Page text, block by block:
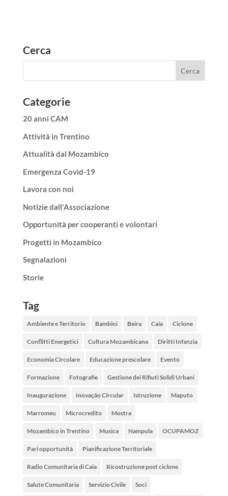
Cerca
Categorie
20 anni CAM
Attività in Trentino
Attualità dal Mozambico
Emergenza Covid-19
Lavora con noi
Notizie dall'Associazione
Opportunità per cooperanti e volontari
Progetti in Mozambico
Segnalazioni
Storie
Tag
Ambiente e Territorio Bambini Beira Caia Ciclone
Conflitti Energetici Cultura Mozambicana Diritti Infanzia
Economia Circolare Educazione prescolare Evento
Formazione Fotografie Gestione dei Rifiuti Solidi Urbani
Inaugurazione Inovação Circular Istruzione Maputo
Marromeu Microcredito Mostra
Mozambico in Trentino Musica Nampula OCUPAMOZ
Pari opportunità Pianificazione Territoriale
Radio Comunitaria di Caia Ricostruzione post ciclone
Salute Comunitaria Servizio Civile Soci